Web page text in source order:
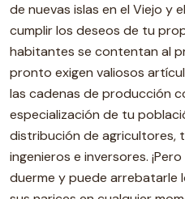
de nuevas islas en el Viejo y
cumplir los deseos de tu
habitantes se contentan al
pronto exigen valiosos
las cadenas de producción
especialización de tu
distribución de agricultores,
ingenieros e inversores.
duerme y puede arrebatarle